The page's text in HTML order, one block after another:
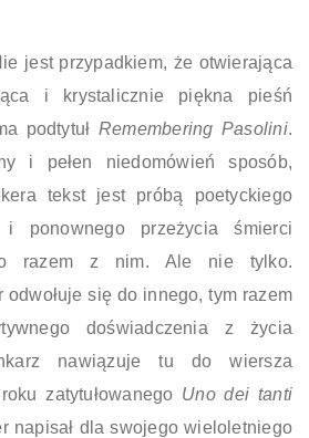
jest przypadkiem, że otwierająca
i krystalicznie piękna pieśń
podtytuł Remembering Pasolini.
i pełen niedomówień sposób,
tekst jest próbą poetyckiego
i ponownego przeżycia śmierci
razem z nim. Ale nie tylko.
odwołuje się do innego, tym razem
doświadczenia z życia
nawiązuje tu do wiersza
zatytułowanego Uno dei tanti
napisał dla swojego wieloletniego